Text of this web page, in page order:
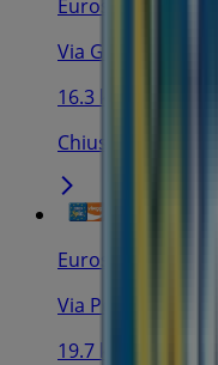
Eurospin Viaggi
Via Gammara, 86,
16.3 km
Chiuso
Eurospin Viaggi
Via Perpignano,
19.7 km